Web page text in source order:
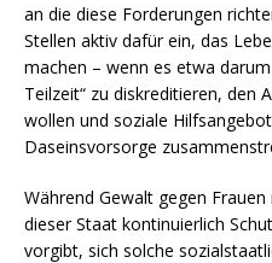
an die diese Forderungen
Stellen aktiv dafür ein, das
machen – wenn es etwa
Teilzeit“ zu diskreditieren, den
wollen und soziale
Daseinsvorsorge
Während Gewalt gegen
dieser Staat kontinuierlich
vorgibt, sich solche